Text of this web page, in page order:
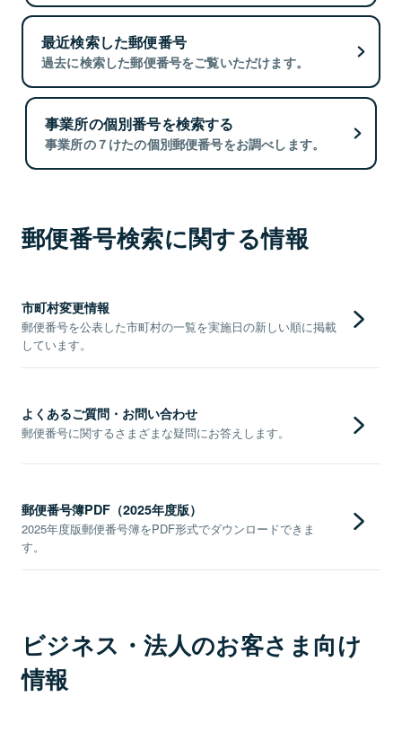
最近検索した郵便番号
過去に検索した郵便番号をご覧いただけます。
事業所の個別番号を検索する
事業所の７けたの個別郵便番号をお調べします。
郵便番号検索に関する情報
市町村変更情報
郵便番号を公表した市町村の一覧を実施日の新しい順に掲載
しています。
よくあるご質問・お問い合わせ
郵便番号に関するさまざまな疑問にお答えします。
郵便番号簿PDF（2025年度版）
2025年度版郵便番号簿をPDF形式でダウンロードできま
す。
ビジネス・法人のお客さま向け
情報